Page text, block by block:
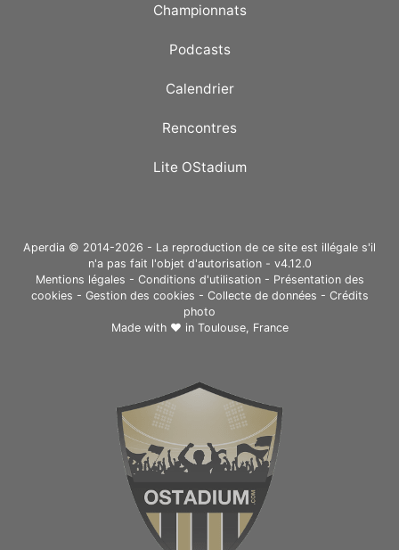
Championnats
Podcasts
Calendrier
Rencontres
Lite OStadium
Aperdia © 2014-2026 - La reproduction de ce site est illégale s'il
n'a pas fait l'objet d'autorisation - v4.12.0
Mentions légales - Conditions d'utilisation- Présentation des
cookies - Gestion des cookies - Collecte de données - Crédits
photo
Made with ❤ in Toulouse, France